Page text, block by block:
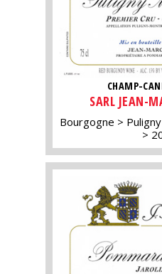
CHAMP-
SARL JEAN-
Bourgogne